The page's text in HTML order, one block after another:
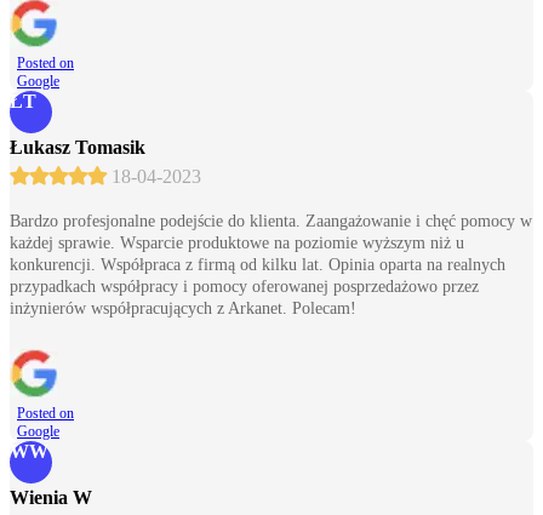
Posted on
Google
ŁT
Łukasz Tomasik
18-04-2023
Bardzo profesjonalne podejście do klienta. Zaangażowanie i chęć pomocy w
każdej sprawie. Wsparcie produktowe na poziomie wyższym niż u
konkurencji. Współpraca z firmą od kilku lat. Opinia oparta na realnych
przypadkach współpracy i pomocy oferowanej posprzedażowo przez
inżynierów współpracujących z Arkanet. Polecam!
Posted on
Google
WW
Wienia W